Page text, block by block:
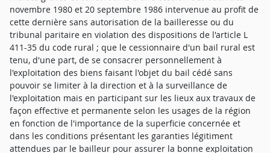
novembre 1980 et 20 septembre 1986 intervenue au profit de
cette dernière sans autorisation de la bailleresse ou du
tribunal paritaire en violation des dispositions de l'article L
411-35 du code rural ; que le cessionnaire d'un bail rural est
tenu, d'une part, de se consacrer personnellement à
l'exploitation des biens faisant l'objet du bail cédé sans
pouvoir se limiter à la direction et à la surveillance de
l'exploitation mais en participant sur les lieux aux travaux de
façon effective et permanente selon les usages de la région
en fonction de l'importance de la superficie concernée et
dans les conditions présentant les garanties légitiment
attendues par le bailleur pour assurer la bonne exploitation